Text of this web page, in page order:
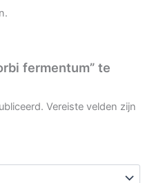
fermentum” te
Vereiste velden zijn